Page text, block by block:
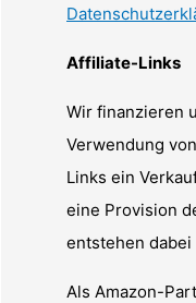
Affiliate-Links
Wir finanzieren
Verwendung
Links ein
eine Provision
entstehen
Als Amazon-